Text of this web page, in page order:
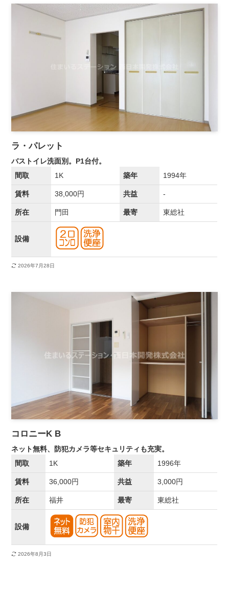
ラ・パレット
バストイレ洗面別。P1台付。
間取
1K 築年 1994年
賃料 38,000円 共益 -
所在 門田 最寄 東総社
設備
2026年7月28日
コロニーK B
ネット無料、防犯カメラ等セキュリティも充実。
間取
1K 築年 1996年
賃料 36,000円 共益 3,000円
所在 福井 最寄 東総社
設備
2026年8月3日